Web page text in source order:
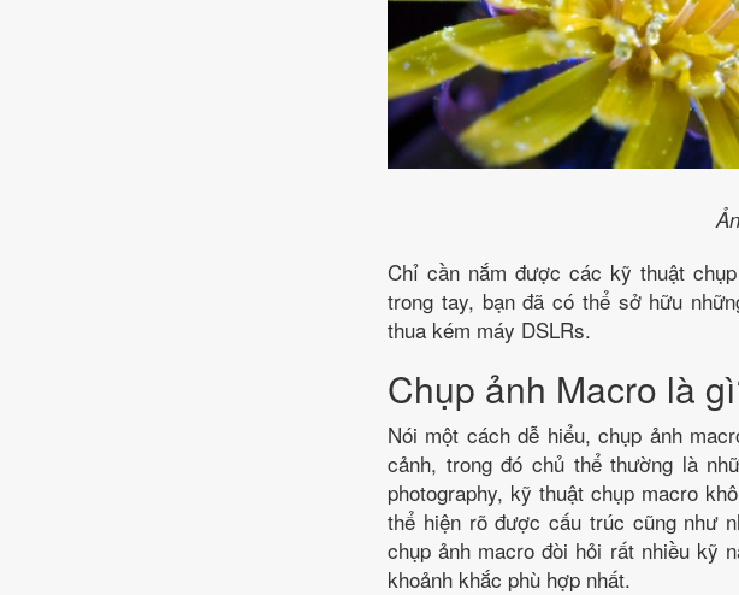
Chỉ cần nắm được các kỹ thuật
trong tay, bạn đã có thể sở hữu
thua kém máy DSLRs.
Chụp ảnh Macro là
Nói một cách dễ hiểu, chụp ảnh
cảnh, trong đó chủ thể thường là
photography, kỹ thuật chụp macro
thể hiện rõ được cấu trúc cũng như
chụp ảnh macro đòi hỏi rất nhiều kỹ
khoảnh khắc phù hợp nhất.